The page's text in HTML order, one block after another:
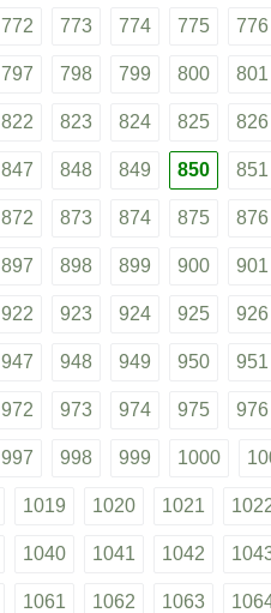
772 773 774 775 776
797 798 799 800 801
822 823 824 825 826
847 848 849 850 851
872 873 874 875 876
897 898 899 900 901
922 923 924 925 926
947 948 949 950 951
972 973 974 975 976
997 998 999 1000
1019 1020 1021
1040 1041 1042
1061 1062 1063